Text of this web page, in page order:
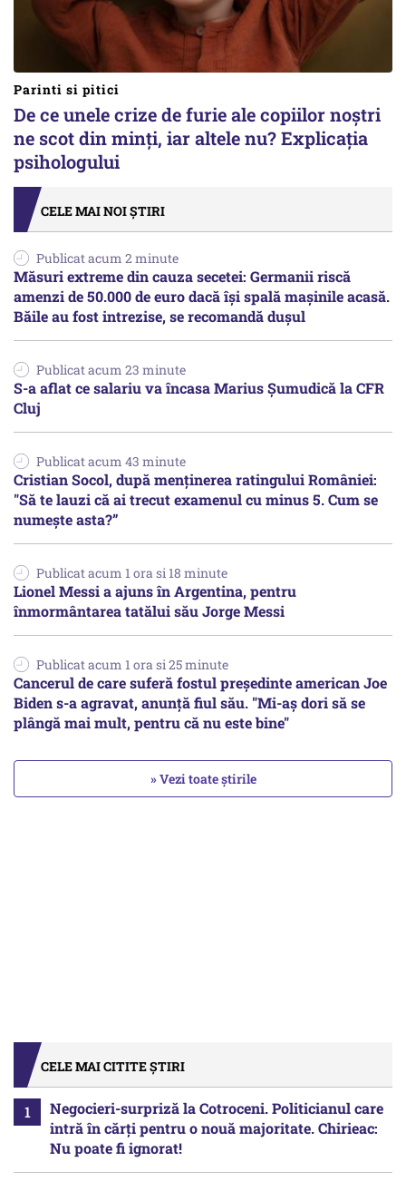
Parinti si pitici
De ce unele crize de furie ale copiilor noștri
ne scot din minți, iar altele nu? Explicația
psihologului
CELE MAI NOI ȘTIRI
Publicat acum 2 minute
Măsuri extreme din cauza secetei: Germanii riscă
amenzi de 50.000 de euro dacă își spală mașinile acasă.
Băile au fost intrezise, se recomandă dușul
Publicat acum 23 minute
S-a aflat ce salariu va încasa Marius Șumudică la CFR
Cluj
Publicat acum 43 minute
Cristian Socol, după menținerea ratingului României:
"Să te lauzi că ai trecut examenul cu minus 5. Cum se
numește asta?”
Publicat acum 1 ora si 18 minute
Lionel Messi a ajuns în Argentina, pentru
înmormântarea tatălui său Jorge Messi
Publicat acum 1 ora si 25 minute
Cancerul de care suferă fostul preşedinte american Joe
Biden s-a agravat, anunță fiul său. "Mi-aș dori să se
plângă mai mult, pentru că nu este bine"
» Vezi toate știrile
CELE MAI CITITE ȘTIRI
Negocieri-surpriză la Cotroceni. Politicianul care
intră în cărți pentru o nouă majoritate. Chirieac:
Nu poate fi ignorat!